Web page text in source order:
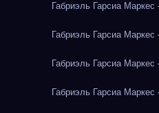
Габриэль Гарсиа
Габриэль Гарсиа
Габриэль Гарсиа
Габриэль Гарсиа